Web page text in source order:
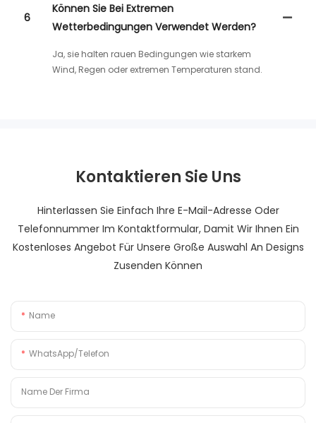
6
Können Sie Bei Extremen
Wetterbedingungen Verwendet Werden?
Ja, sie halten rauen Bedingungen wie starkem
Wind, Regen oder extremen Temperaturen stand.
Kontaktieren Sie Uns
Hinterlassen Sie Einfach Ihre E-Mail-Adresse Oder
Telefonnummer Im Kontaktformular, Damit Wir Ihnen Ein
Kostenloses Angebot Für Unsere Große Auswahl An Designs
Zusenden Können
Name
WhatsApp/Telefon
Name Der Firma